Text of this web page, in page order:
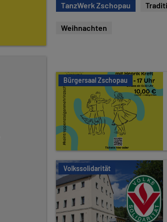
TanzWerk Zschopau
Weihnachten
Bürgersaal Zschopau
Volkssolidarität